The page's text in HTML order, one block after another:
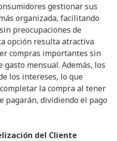
gestionar sus
organizada, facilitando
preocupaciones de
opción resulta atractiva
compras importantes sin
mensual. Además, los
los intereses, lo que
la compra al tener
pagarán, dividiendo el pago
del Cliente